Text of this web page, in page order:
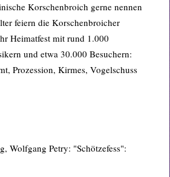
Korschenbroich gerne nennen
feiern die Korschenbroicher
Heimatfest mit rund 1.000
und etwa 30.000 Besuchern:
Prozession, Kirmes, Vogelschuss
Wolfgang Petry: "Schötzefess":